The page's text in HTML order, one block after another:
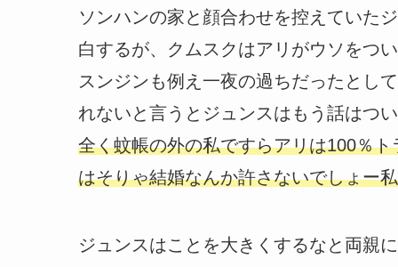
ソンハンの家と顔合わせを控えていた
白するが、クムスクはアリがウソをつ
スンジンも例え一夜の過ちだったとし
れないと言うとジュンスはもう話はつ
全く蚊帳の外の私ですらアリは100％
はそりゃ結婚なんか許さないでしょー
ジュンスはことを大きくするなと両親